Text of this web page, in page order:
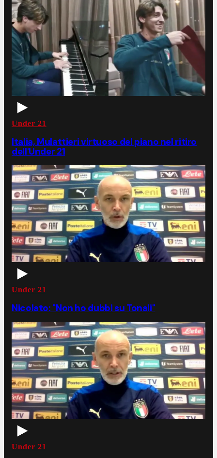
Under 21
Italia, Mulattieri virtuoso del piano nel ritiro
dell'Under 21
Under 21
Nicolato: "Non ho dubbi su Tonali"
Under 21